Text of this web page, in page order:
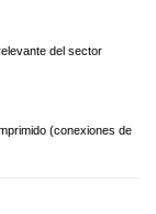
del sector
(conexiones de